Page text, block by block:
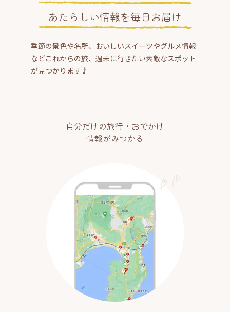
あたらしい情報を毎日お届け
季節の景色や名所、おいしいスイーツやグルメ情報
などこれからの旅、週末に行きたい素敵なスポット
が見つかります♪
自分だけの旅行・おでかけ
情報がみつかる